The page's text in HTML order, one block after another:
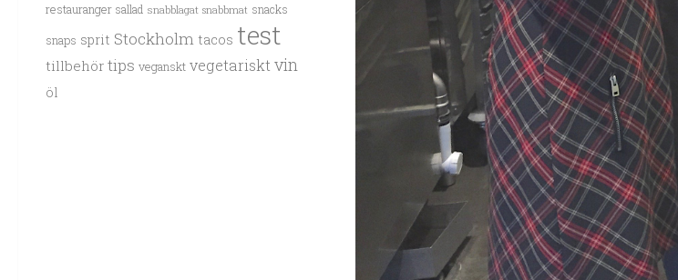
restauranger sallad snabblagat snabbmat snacks
snaps sprit Stockholm tacos test
tillbehör tips veganskt vegetarisktvin
öl